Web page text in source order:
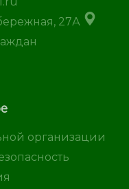
организации
27А